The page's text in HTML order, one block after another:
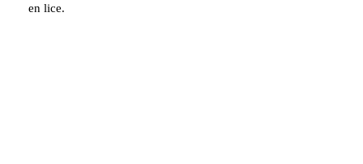
en lice.